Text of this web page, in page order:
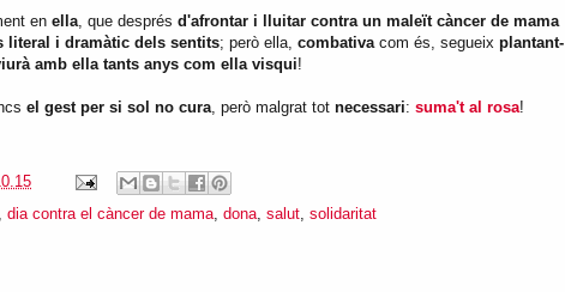
en ella , que després d'afrontar i lluitar contra un maleït càncer de mama
literal i dramàtic dels sentits; però ella, combativa com és, segueix plantant-
amb ella tants anys com ella visqui!
el gest per si sol no cura , però malgrat tot necessari: suma't al rosa!
dia contra el càncer de mama dona salut solidaritat